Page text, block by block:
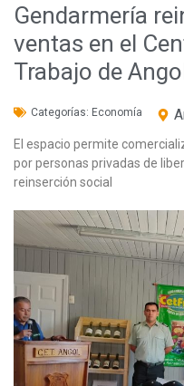
Gendarmería
ventas en el
Trabajo de
Categorías: Economía
El espacio permite
por personas privadas de
reinserción social